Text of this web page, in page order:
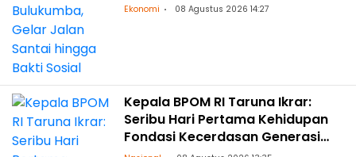
Ekonomi 08 Agustus 2026 14:27
Kepala BPOM RI Taruna Ikrar:
Seribu Hari Pertama Kehidupan
Fondasi Kecerdasan Generasi